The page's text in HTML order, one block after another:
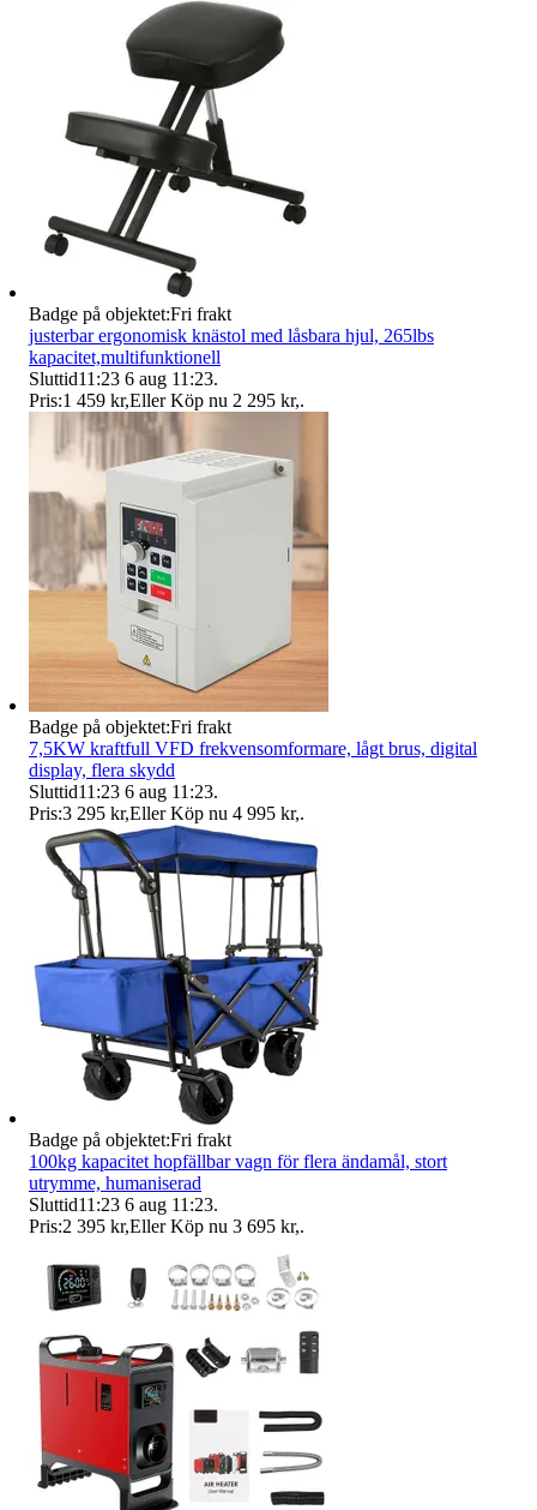
Badge på objektet:Fri frakt
justerbar ergonomisk knästol med låsbara hjul, 265lbs
kapacitet,multifunktionell
Sluttid11:23 6 aug 11:23.
Pris:1 459 kr,Eller Köp nu 2 295 kr,.
Badge på objektet:Fri frakt
7,5KW kraftfull VFD frekvensomformare, lågt brus, digital
display, flera skydd
Sluttid11:23 6 aug 11:23.
Pris:3 295 kr,Eller Köp nu 4 995 kr,.
Badge på objektet:Fri frakt
100kg kapacitet hopfällbar vagn för flera ändamål, stort
utrymme, humaniserad
Sluttid11:23 6 aug 11:23.
Pris:2 395 kr,Eller Köp nu 3 695 kr,.